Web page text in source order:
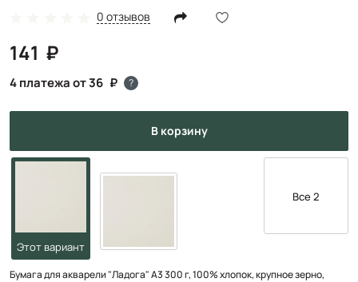
0 отзывов
141
4 платежа от 36 ?
в корзину
Все 2
Бумага для акварели "Ладога" А3 300 г, 100% хлопок, крупное зерно,